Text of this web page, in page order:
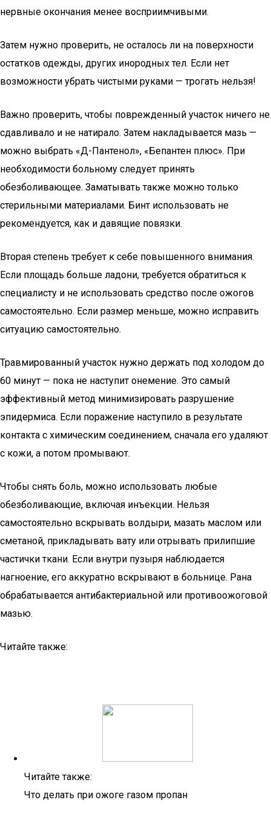
нервные окончания менее восприимчивыми.
Затем нужно проверить, не осталось ли на поверхности
остатков одежды, других инородных тел. Если нет
возможности убрать чистыми руками — трогать нельзя!
Важно проверить, чтобы поврежденный участок ничего не
сдавливало и не натирало. Затем накладывается мазь —
можно выбрать «Д-Пантенол», «Бепантен плюс». При
необходимости больному следует принять
обезболивающее. Заматывать также можно только
стерильными материалами. Бинт использовать не
рекомендуется, как и давящие повязки.
Вторая степень требует к себе повышенного внимания.
Если площадь больше ладони, требуется обратиться к
специалисту и не использовать средство после ожогов
самостоятельно. Если размер меньше, можно исправить
ситуацию самостоятельно.
Травмированный участок нужно держать под холодом до
60 минут — пока не наступит онемение. Это самый
эффективный метод минимизировать разрушение
эпидермиса. Если поражение наступило в результате
контакта с химическим соединением, сначала его удаляют
с кожи, а потом промывают.
Чтобы снять боль, можно использовать любые
обезболивающие, включая инъекции. Нельзя
самостоятельно вскрывать волдыри, мазать маслом или
сметаной, прикладывать вату или отрывать прилипшие
частички ткани. Если внутри пузыря наблюдается
нагноение, его аккуратно вскрывают в больнице. Рана
обрабатывается антибактериальной или противоожоговой
мазью.
Читайте также:
Читайте также:
Что делать при ожоге газом пропан